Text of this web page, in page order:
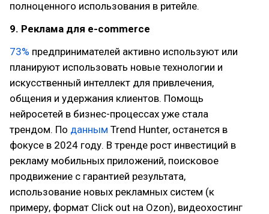
полноценного использования в ритейле.
9. Реклама для e-commerce
73% предпринимателей активно используют или
планируют использовать новые технологии и
искусственный интеллект для привлечения,
общения и удержания клиентов. Помощь
нейросетей в бизнес-процессах уже стала
трендом. По данным Trend Hunter, останется в
фокусе в 2024 году. В тренде рост инвестиций в
рекламу мобильных приложений, поисковое
продвижение с гарантией результата,
использование новых рекламных систем (к
примеру, формат Click out на Ozon), видеохостинг